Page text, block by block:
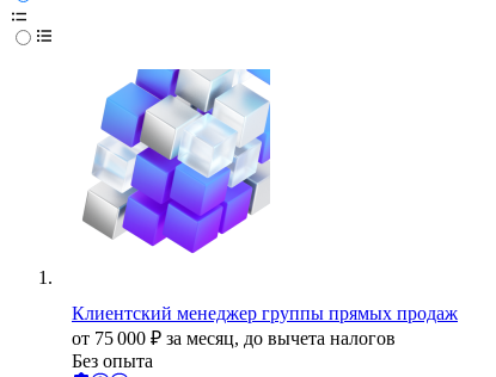
Клиентский менеджер группы прямых продаж
от 75 000 ₽ за месяц, до вычета налогов
Без опыта